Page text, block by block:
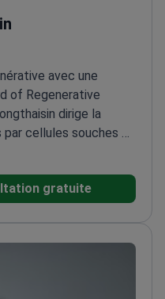
avec une
of Regenerative
dirige la
cellules souches de
Travaille à l'hôpital
groupe hospitalier
et
médecine de
gratuite